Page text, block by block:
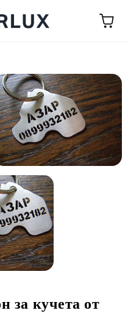
за кучета от